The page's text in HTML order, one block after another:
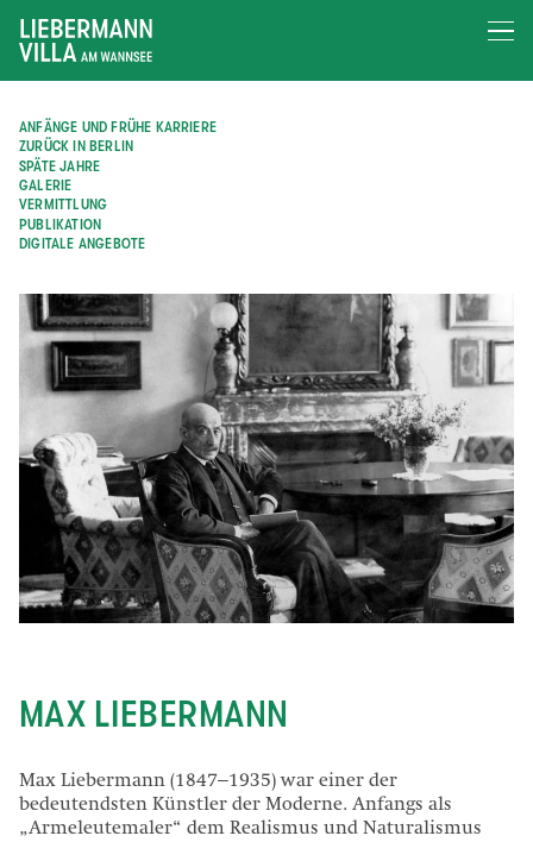
ANFÄNGE UND FRÜHE KARRIERE
ZURÜCK IN BERLIN
SPÄTE JAHRE
GALERIE
VERMITTLUNG
PUBLIKATION
DIGITALE ANGEBOTE
MAX LIEBERMANN
Max Liebermann (1847–1935) war einer der
bedeutendsten Künstler der Moderne. Anfangs als
„Armeleutemaler“ dem Realismus und Naturalismus